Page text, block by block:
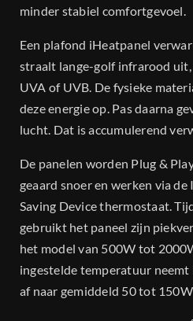
minder stabiel comfortgevoel.
Een plafond iHeatpanel
straalt lange-golf infrarood
UVA of UVB. De fysieke
deze energie op. Pas daarna
lucht. Dat is accumulerend
De panelen worden Plug &
geaard snoer en werken via
Saving Device thermostaat.
gebruikt het paneel zijn
het model van 500W tot
ingestelde temperatuur
af naar gemiddeld 50 tot